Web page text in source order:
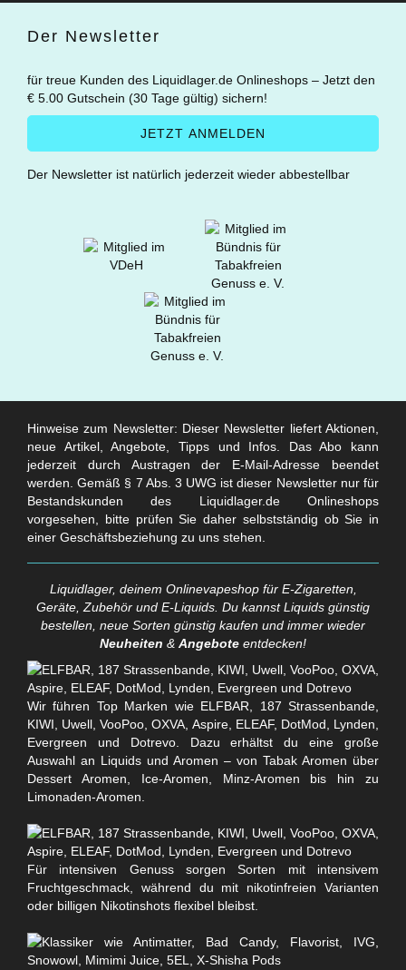
Der Newsletter
für treue Kunden des Liquidlager.de Onlineshops – Jetzt den
€ 5.00 Gutschein (30 Tage gültig) sichern!
Der Newsletter ist natürlich jederzeit wieder abbestellbar
Hinweise zum Newsletter: Dieser Newsletter liefert Aktionen,
neue Artikel, Angebote, Tipps und Infos. Das Abo kann
jederzeit durch Austragen der E-Mail-Adresse beendet
werden. Gemäß § 7 Abs. 3 UWG ist dieser Newsletter nur für
Bestandskunden des Liquidlager.de Onlineshops
vorgesehen, bitte prüfen Sie daher selbstständig ob Sie in
einer Geschäftsbeziehung zu uns stehen.
Liquidlager, deinem Onlinevapeshop für E-Zigaretten,
Geräte, Zubehör und E-Liquids. Du kannst Liquids günstig
bestellen, neue Sorten günstig kaufen und immer wieder
Neuheiten & Angebote entdecken!
Wir führen Top Marken wie ELFBAR, 187 Strassenbande,
KIWI, Uwell, VooPoo, OXVA, Aspire, ELEAF, DotMod, Lynden,
Evergreen und Dotrevo. Dazu erhältst du eine große
Auswahl an Liquids und Aromen – von Tabak Aromen über
Dessert Aromen, Ice-Aromen, Minz-Aromen bis hin zu
Limonaden-Aromen.
Für intensiven Genuss sorgen Sorten mit intensivem
Fruchtgeschmack, während du mit nikotinfreien Varianten
oder billigen Nikotinshots flexibel bleibst.